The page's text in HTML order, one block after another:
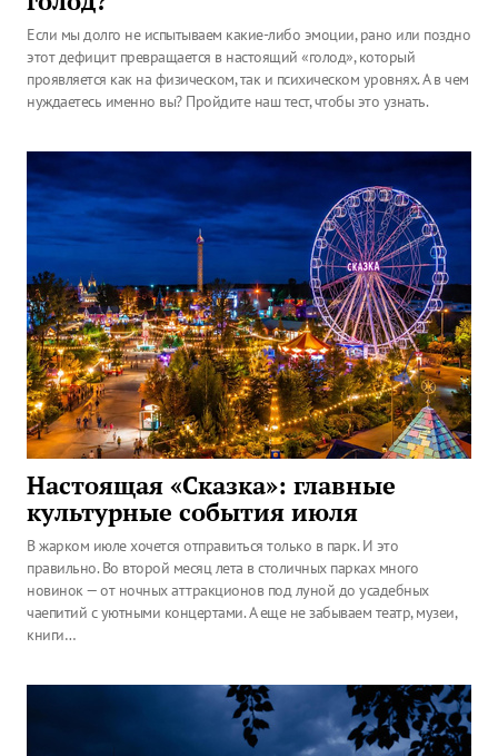
Если мы долго не испытываем какие-либо эмоции, рано или поздно
этот дефицит превращается в настоящий «голод», который
проявляется как на физическом, так и психическом уровнях. А в чем
нуждаетесь именно вы? Пройдите наш тест, чтобы это узнать.
Настоящая «Сказка»: главные
культурные события июля
В жарком июле хочется отправиться только в парк. И это
правильно. Во второй месяц лета в столичных парках много
новинок — от ночных аттракционов под луной до усадебных
чаепитий с уютными концертами. А еще не забываем театр, музеи,
книги…